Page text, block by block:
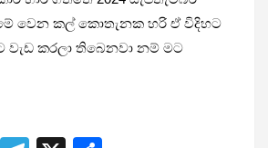
මේ වෙන කල් කොතැ­නක හරි ඒ විදි­හට
වැඩ කරලා තිබෙ­නවා නම් මට